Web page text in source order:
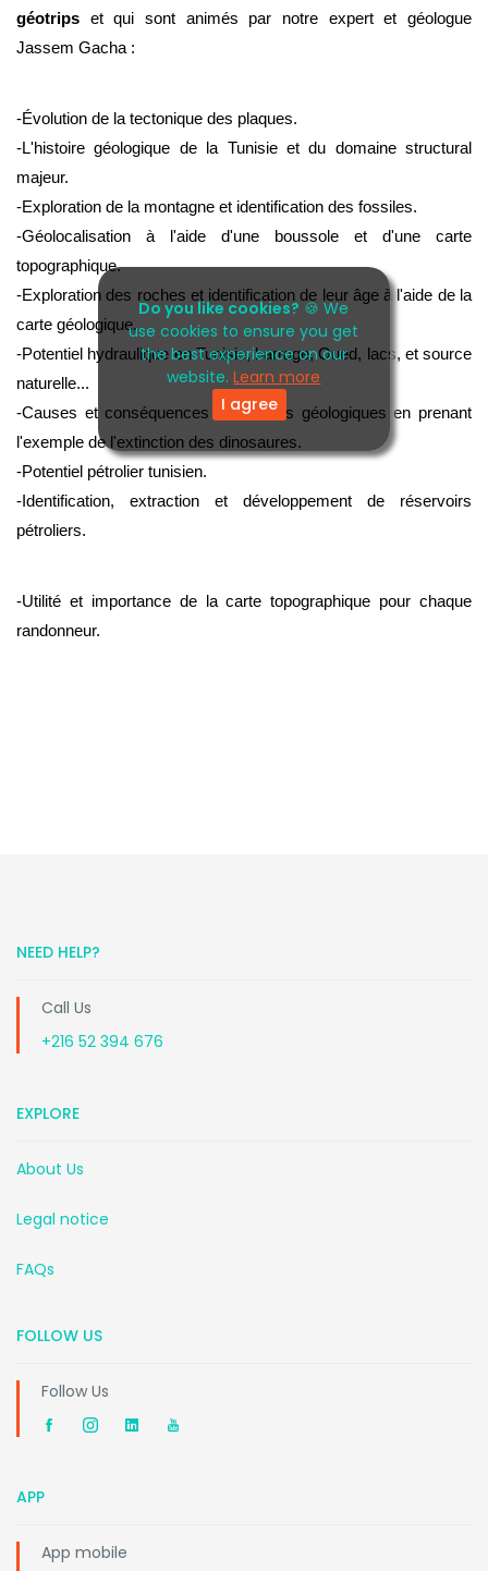
Do you like cookies?🍪 We
use cookies to ensure you get
the best experience on our
website.Learn more
I agree
géotrips et qui sont animés par notre expert et géologue
Jassem Gacha :
-Évolution de la tectonique des plaques.
-L'histoire géologique de la Tunisie et du domaine structural
majeur.
-Exploration de la montagne et identification des fossiles.
-Géolocalisation à l'aide d'une boussole et d'une carte
topographique.
-Exploration des roches et identification de leur âge à l'aide de la
carte géologique.
-Potentiel hydraulique en Tunisie, barrage, Oued, lacs, et source
naturelle...
-Causes et conséquences des crises géologiques en prenant
l'exemple de l'extinction des dinosaures.
-Potentiel pétrolier tunisien.
-Identification, extraction et développement de réservoirs
pétroliers.
-Utilité et importance de la carte topographique pour chaque
randonneur.
NEED HELP?
Call Us
+216 52 394 676
EXPLORE
About Us
Legal notice
FAQs
FOLLOW US
Follow Us
APP
App mobile